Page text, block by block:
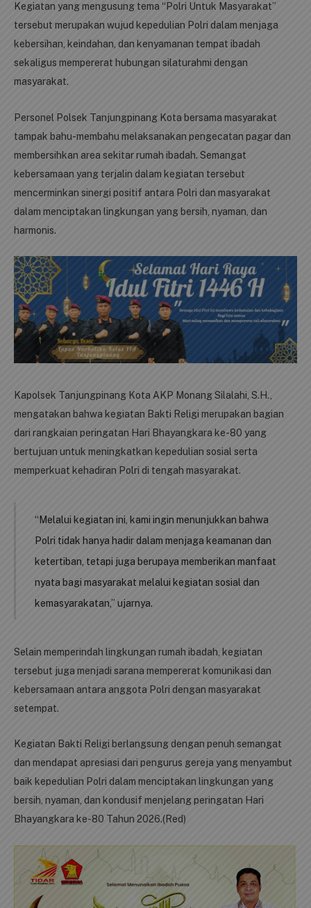
Kegiatan yang mengusung tema “Polri Untuk Masyarakat”
tersebut merupakan wujud kepedulian Polri dalam menjaga
kebersihan, keindahan, dan kenyamanan tempat ibadah
sekaligus mempererat hubungan silaturahmi dengan
masyarakat.
Personel Polsek Tanjungpinang Kota bersama masyarakat
tampak bahu-membahu melaksanakan pengecatan pagar dan
membersihkan area sekitar rumah ibadah. Semangat
kebersamaan yang terjalin dalam kegiatan tersebut
mencerminkan sinergi positif antara Polri dan masyarakat
dalam menciptakan lingkungan yang bersih, nyaman, dan
harmonis.
Kapolsek Tanjungpinang Kota AKP Monang Silalahi, S.H.,
mengatakan bahwa kegiatan Bakti Religi merupakan bagian
dari rangkaian peringatan Hari Bhayangkara ke-80 yang
bertujuan untuk meningkatkan kepedulian sosial serta
memperkuat kehadiran Polri di tengah masyarakat.
“Melalui kegiatan ini, kami ingin menunjukkan bahwa
Polri tidak hanya hadir dalam menjaga keamanan dan
ketertiban, tetapi juga berupaya memberikan manfaat
nyata bagi masyarakat melalui kegiatan sosial dan
kemasyarakatan,” ujarnya.
Selain memperindah lingkungan rumah ibadah, kegiatan
tersebut juga menjadi sarana mempererat komunikasi dan
kebersamaan antara anggota Polri dengan masyarakat
setempat.
Kegiatan Bakti Religi berlangsung dengan penuh semangat
dan mendapat apresiasi dari pengurus gereja yang menyambut
baik kepedulian Polri dalam menciptakan lingkungan yang
bersih, nyaman, dan kondusif menjelang peringatan Hari
Bhayangkara ke-80 Tahun 2026.(Red)